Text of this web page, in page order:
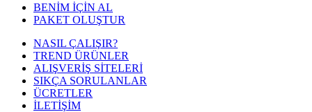
BENİM İÇİN AL
PAKET OLUŞTUR
NASIL ÇALIŞIR?
TREND ÜRÜNLER
ALIŞVERİŞ SİTELERİ
SIKÇA SORULANLAR
ÜCRETLER
İLETİŞİM